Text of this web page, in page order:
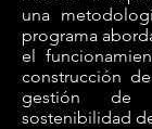
una
programa
el
construcción
gestión de
sostenibilidad